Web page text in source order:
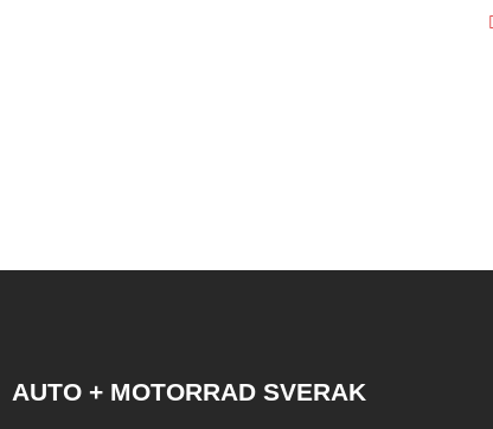
AUTO + MOTORRAD SVERAK